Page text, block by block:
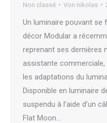
Non classé Von nikolas
Un luminaire pouvant se
décor Modular a
reprenant ses dernières
assistante
les adaptations du
Disponible en luminaire
suspendu à l’aide d’un
Flat Moon…